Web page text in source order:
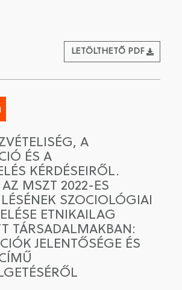
LETÖLTHETŐ PDF
A
ÉS A
KÉRDÉSEIRŐL.
MSZT 2022-ES
SZOCIOLÓGIAI
ETNIKAILAG
TÁRSADALMAKBAN:
JELENTŐSÉGE ÉS